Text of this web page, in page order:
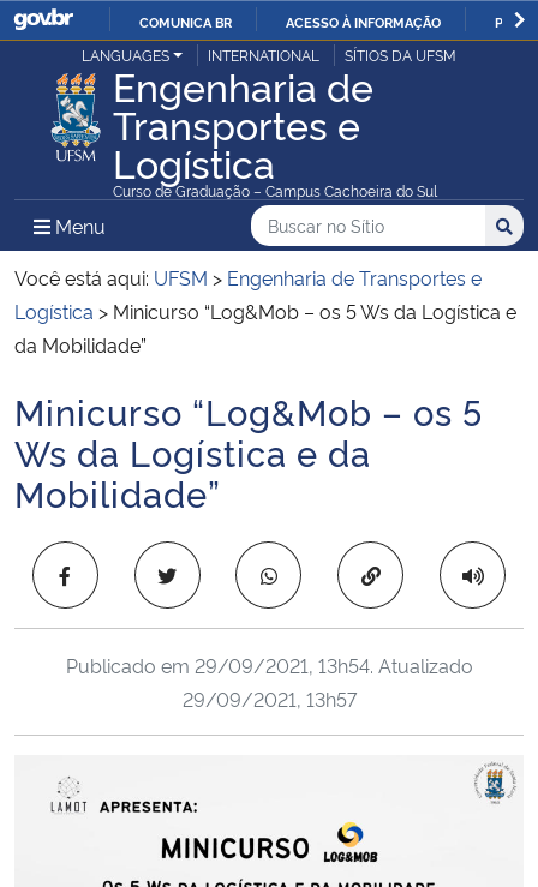
IR
PARA
O
CONTEÚDO
COMUNICA BR ACESSO À INFORMAÇÃO
Ministério da Justiça e Segurança Pública
Ministério da Defesa
Ministério das Relações Exteriores
Ministério da Economia
Ministério da Agricultura, Pecuária e Abastecimento
Ministério da Educação
Ministério da Cidadania
Ministério do Meio Ambiente
Ministério do Turismo
LANGUAGES INTERNATIONAL SÍTIOS DA UFSM
Engenharia de
Transportes e
Logística
Curso de Graduação – Campus Cachoeira do Sul
Menu Menu Principal do Sítio
Busca
Buscar no no Sítio
Busca:
Você está aqui: UFSM > Engenharia de Transportes e
Logística > Minicurso “Log&Mob – os 5 Ws da Logística e
da Mobilidade”
Início do conteúdo
Minicurso “Log&Mob – os 5
Ws da Logística e da
Mobilidade”
Copiar para área
Publicado em 29/09/2021, 13h54. Atualizado
29/09/2021, 13h57